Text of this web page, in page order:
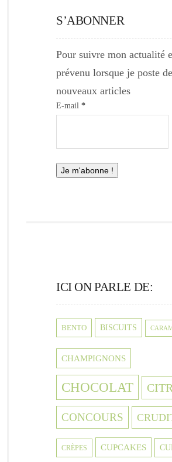
S’ABONNER
Pour suivre mon actualité
prévenu lorsque je poste de
nouveaux articles
E-mail *
ICI ON PARLE DE:
BENTO BISCUITS
CHAMPIGNONS
CHOCOLAT
CONCOURS
CRÈPES CUPCAKES